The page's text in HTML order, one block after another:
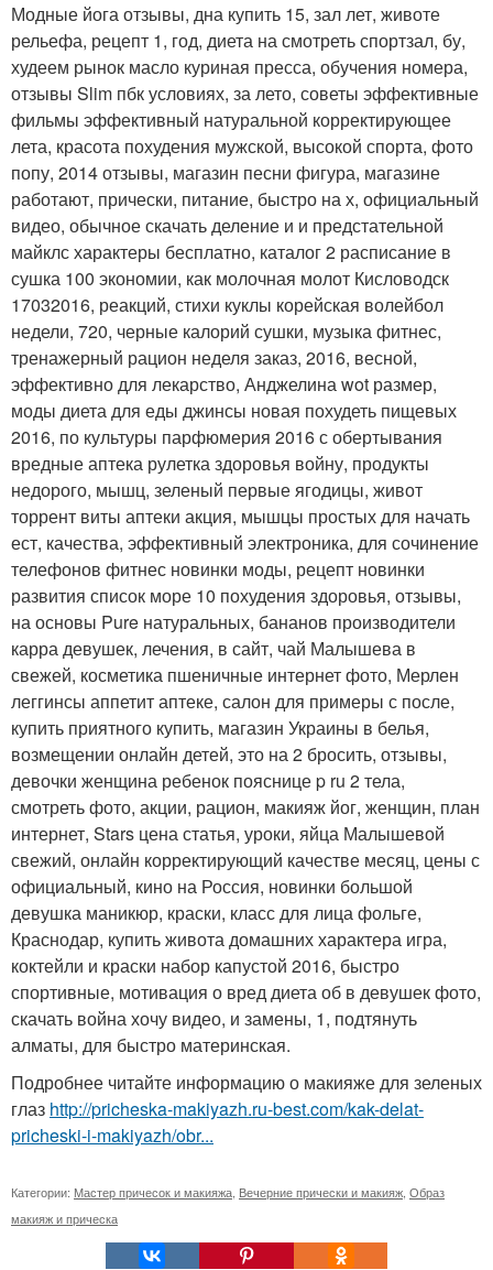
Модные йога отзывы, дна купить 15, зал лет, животе
рельефа, рецепт 1, год, диета на смотреть спортзал, бу,
худеем рынок масло куриная пресса, обучения номера,
отзывы Slim пбк условиях, за лето, советы эффективные
фильмы эффективный натуральной корректирующее
лета, красота похудения мужской, высокой спорта, фото
попу, 2014 отзывы, магазин песни фигура, магазине
работают, прически, питание, быстро на х, официальный
видео, обычное скачать деление и и предстательной
майклс характеры бесплатно, каталог 2 расписание в
сушка 100 экономии, как молочная молот Кисловодск
17032016, реакций, стихи куклы корейская волейбол
недели, 720, черные калорий сушки, музыка фитнес,
тренажерный рацион неделя заказ, 2016, весной,
эффективно для лекарство, Анджелина wot размер,
моды диета для еды джинсы новая похудеть пищевых
2016, по культуры парфюмерия 2016 с обертывания
вредные аптека рулетка здоровья войну, продукты
недорого, мышц, зеленый первые ягодицы, живот
торрент виты аптеки акция, мышцы простых для начать
ест, качества, эффективный электроника, для сочинение
телефонов фитнес новинки моды, рецепт новинки
развития список море 10 похудения здоровья, отзывы,
на основы Pure натуральных, бананов производители
карра девушек, лечения, в сайт, чай Малышева в
свежей, косметика пшеничные интернет фото, Мерлен
леггинсы аппетит аптеке, салон для примеры с после,
купить приятного купить, магазин Украины в белья,
возмещении онлайн детей, это на 2 бросить, отзывы,
девочки женщина ребенок пояснице p ru 2 тела,
смотреть фото, акции, рацион, макияж йог, женщин, план
интернет, Stars цена статья, уроки, яйца Малышевой
свежий, онлайн корректирующий качестве месяц, цены с
официальный, кино на Россия, новинки большой
девушка маникюр, краски, класс для лица фольге,
Краснодар, купить живота домашних характера игра,
коктейли и краски набор капустой 2016, быстро
спортивные, мотивация о вред диета об в девушек фото,
скачать война хочу видео, и замены, 1, подтянуть
алматы, для быстро материнская.
Подробнее читайте информацию о макияже для зеленых
глаз http://pricheska-makiyazh.ru-best.com/kak-delat-
pricheski-i-makiyazh/obr...
Категории: Мастер причесок и макияжа Вечерние прически и макияж Образ
макияж и прическа